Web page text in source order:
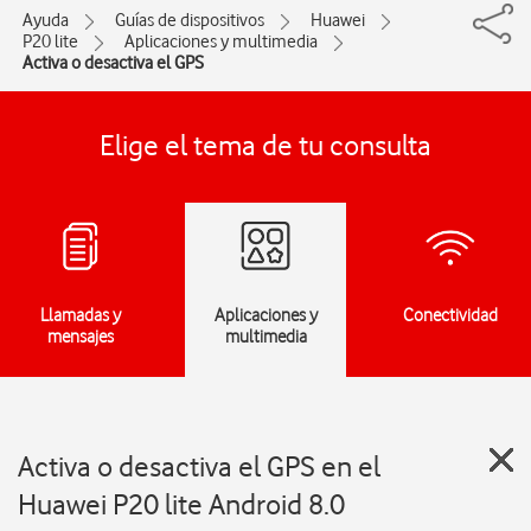
Ayuda Guías de dispositivos
Huawei
P20 lite
Aplicaciones y multimedia
Activa o desactiva el GPS
Elige el tema de tu consulta
Llamadas y
mensajes
Aplicaciones y
multimedia
Conectividad
Activa o desactiva el GPS en el
Huawei P20 lite Android 8.0